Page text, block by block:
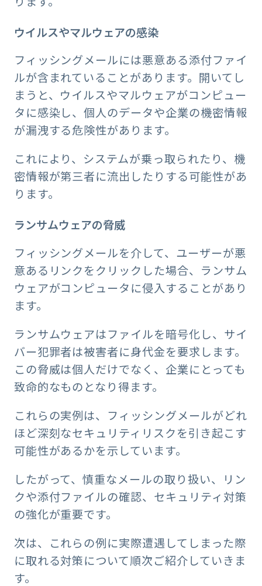
ウイルスやマルウェアの感染
フィッシングメールには悪意ある添付ファイ
ルが含まれていることがあります。開いてし
まうと、ウイルスやマルウェアがコンピュー
タに感染し、個人のデータや企業の機密情報
が漏洩する危険性があります。
これにより、システムが乗っ取られたり、機
密情報が第三者に流出したりする可能性があ
ります。
ランサムウェアの脅威
フィッシングメールを介して、ユーザーが悪
意あるリンクをクリックした場合、ランサム
ウェアがコンピュータに侵入することがあり
ます。
ランサムウェアはファイルを暗号化し、サイ
バー犯罪者は被害者に身代金を要求します。
この脅威は個人だけでなく、企業にとっても
致命的なものとなり得ます。
これらの実例は、フィッシングメールがどれ
ほど深刻なセキュリティリスクを引き起こす
可能性があるかを示しています。
したがって、慎重なメールの取り扱い、リン
クや添付ファイルの確認、セキュリティ対策
の強化が重要です。
次は、これらの例に実際遭遇してしまった際
に取れる対策について順次ご紹介していきま
す。